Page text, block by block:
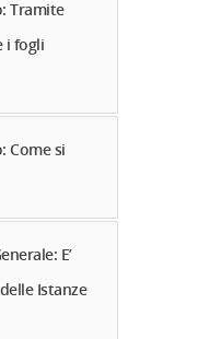
Tramite
i fogli
Come si
E’
Istanze